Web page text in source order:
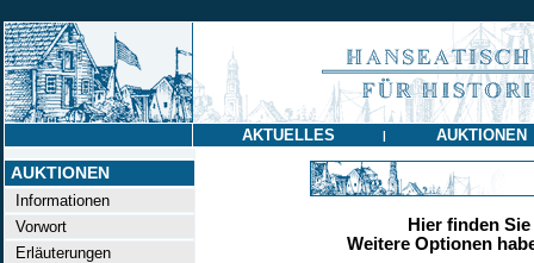
AKTUELLES | AUKTIONEN
AUKTIONEN
Informationen
Vorwort
Erläuterungen
Hier finden
Weitere Optionen